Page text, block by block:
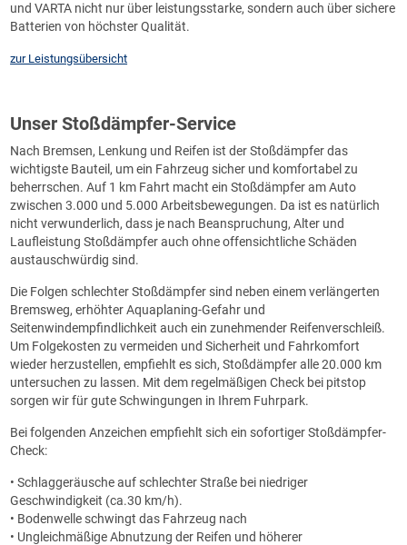
und VARTA nicht nur über leistungsstarke, sondern auch über sichere
Batterien von höchster Qualität.
zur Leistungsübersicht
Unser Stoßdämpfer-Service
Nach Bremsen, Lenkung und Reifen ist der Stoßdämpfer das
wichtigste Bauteil, um ein Fahrzeug sicher und komfortabel zu
beherrschen. Auf 1 km Fahrt macht ein Stoßdämpfer am Auto
zwischen 3.000 und 5.000 Arbeitsbewegungen. Da ist es natürlich
nicht verwunderlich, dass je nach Beanspruchung, Alter und
Laufleistung Stoßdämpfer auch ohne offensichtliche Schäden
austauschwürdig sind.
Die Folgen schlechter Stoßdämpfer sind neben einem verlängerten
Bremsweg, erhöhter Aquaplaning-Gefahr und
Seitenwindempfindlichkeit auch ein zunehmender Reifenverschleiß.
Um Folgekosten zu vermeiden und Sicherheit und Fahrkomfort
wieder herzustellen, empfiehlt es sich, Stoßdämpfer alle 20.000 km
untersuchen zu lassen. Mit dem regelmäßigen Check bei pitstop
sorgen wir für gute Schwingungen in Ihrem Fuhrpark.
Bei folgenden Anzeichen empfiehlt sich ein sofortiger Stoßdämpfer-
Check:
• Schlaggeräusche auf schlechter Straße bei niedriger
Geschwindigkeit (ca.30 km/h).
• Bodenwelle schwingt das Fahrzeug nach
• Ungleichmäßige Abnutzung der Reifen und höherer